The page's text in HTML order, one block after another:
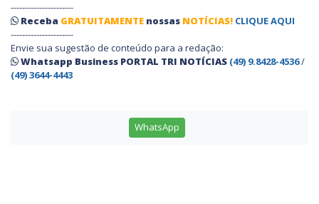
----------------------
Receba GRATUITAMENTE nossas NOTÍCIAS! CLIQUE AQUI
----------------------
Envie sua sugestão de conteúdo para a redação:
Whatsapp Business PORTAL TRI NOTÍCIAS (49) 9.8428-4536/
(49) 3644-4443
WhatsApp